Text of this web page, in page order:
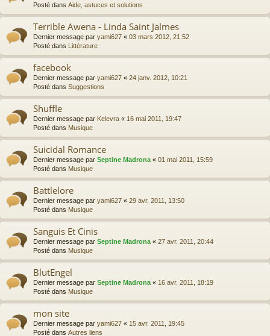
Posté dans Aide, astuces et solutions
Terrible Awena - Linda Saint Jalmes
Dernier message par yami627 « 03 mars 2012, 21:52
Posté dans Littérature
facebook
Dernier message par yami627 « 24 janv. 2012, 10:21
Posté dans Suggestions
Shuffle
Dernier message par Kelevra « 16 mai 2011, 19:47
Posté dans Musique
Suicidal Romance
Dernier message par Septine Madrona « 01 mai 2011, 15:59
Posté dans Musique
Battlelore
Dernier message par yami627 « 29 avr. 2011, 13:50
Posté dans Musique
Sanguis Et Cinis
Dernier message par Septine Madrona « 27 avr. 2011, 20:44
Posté dans Musique
BlutEngel
Dernier message par Septine Madrona « 16 avr. 2011, 18:19
Posté dans Musique
mon site
Dernier message par yami627 « 15 avr. 2011, 19:45
Posté dans Autres liens